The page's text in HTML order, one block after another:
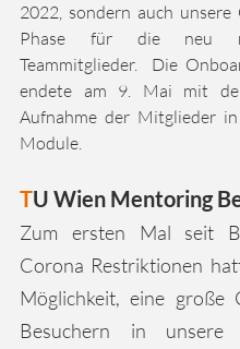
2022, sondern auch unsere
Phase für die neu
Teammitglieder.  Die
endete am 9. Mai mit
Aufnahme der Mitglieder
Module.
TU Wien Mentoring
Zum ersten Mal seit
Corona Restriktionen
Möglichkeit, eine große
Besuchern in unsere